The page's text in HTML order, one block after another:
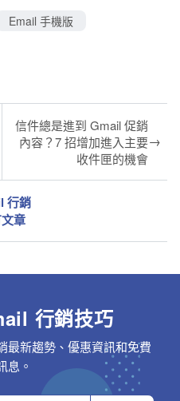
Email 手機版
行銷
章
信件總是進到 Gmail 促銷
內容？7 招增加進入主要
收件匣的機會
→
行銷技巧
最新趨勢、優惠資訊和免費
息。